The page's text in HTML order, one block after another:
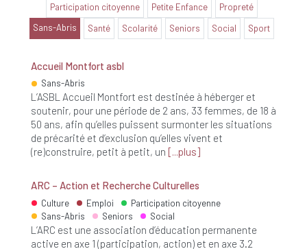
Participation citoyenne
Petite Enfance
Propreté
Sans-Abris
Santé Scolarité Seniors Social Sport
Accueil Montfort asbl
Sans-Abris
L’ASBL Accueil Montfort est destinée à héberger et
soutenir, pour une période de 2 ans, 33 femmes, de 18 à
50 ans, afin qu’elles puissent surmonter les situations
de précarité et d’exclusion qu’elles vivent et
(re)construire, petit à petit, un
plus
ARC – Action et Recherche Culturelles
Culture Emploi
Participation citoyenne
Sans-Abris
Seniors Social
L’ARC est une association d’éducation permanente
active en axe 1 (participation, action) et en axe 3.2